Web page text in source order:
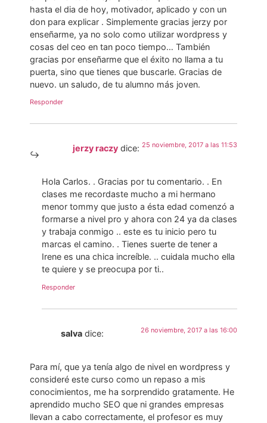
hasta el dia de hoy, motivador, aplicado y con un
don para explicar . Simplemente gracias jerzy por
enseñarme, ya no solo como utilizar wordpress y
cosas del ceo en tan poco tiempo… También
gracias por enseñarme que el éxito no llama a tu
puerta, sino que tienes que buscarle. Gracias de
nuevo. un saludo, de tu alumno más joven.
Responder
jerzy raczy dice: 25 noviembre, 2017 a las 11:53
Hola Carlos. . Gracias por tu comentario. . En
clases me recordaste mucho a mi hermano
menor tommy que justo a ésta edad comenzó a
formarse a nivel pro y ahora con 24 ya da clases
y trabaja conmigo .. este es tu inicio pero tu
marcas el camino. . Tienes suerte de tener a
Irene es una chica increíble. .. cuidala mucho ella
te quiere y se preocupa por ti..
Responder
salva dice: 26 noviembre, 2017 a las 16:00
Para mí, que ya tenía algo de nivel en wordpress y
consideré este curso como un repaso a mis
conocimientos, me ha sorprendido gratamente. He
aprendido mucho SEO que ni grandes empresas
llevan a cabo correctamente, el profesor es muy